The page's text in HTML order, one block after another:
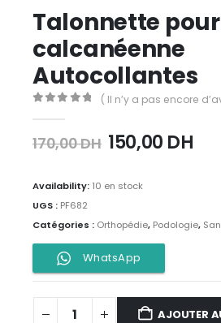
Talonnette
calcanéenne
Autocollantes
( Il n’y a pas encore
170,00DH 150,00 DH
Availability: 10 en stock
UGS : PF682
Catégories : Orthopédie, Podologie,
WhatsApp
AJOUTER